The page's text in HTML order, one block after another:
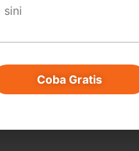
Coba Gratis